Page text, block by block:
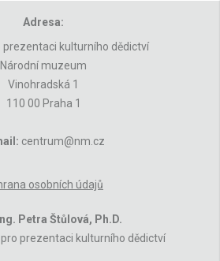
Adresa:
prezentaci kulturního dědictví
Národní muzeum
Vinohradská 1
110 00 Praha 1
centrum@nm.cz
osobních údajů
Petra Štůlová, Ph.D.
prezentaci kulturního dědictví